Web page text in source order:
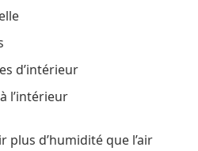
d’intérieur
l’intérieur
plus d’humidité que l’air